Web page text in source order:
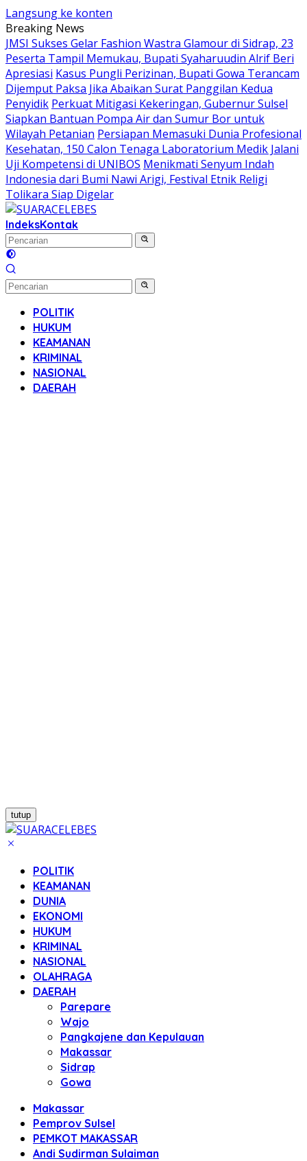
Langsung ke konten
Breaking News
JMSI Sukses Gelar Fashion Wastra Glamour di Sidrap, 23
Peserta Tampil Memukau, Bupati Syaharuudin Alrif Beri
Apresiasi Kasus Pungli Perizinan, Bupati Gowa Terancam
Dijemput Paksa Jika Abaikan Surat Panggilan Kedua
Penyidik Perkuat Mitigasi Kekeringan, Gubernur Sulsel
Siapkan Bantuan Pompa Air dan Sumur Bor untuk
Wilayah Petanian Persiapan Memasuki Dunia Profesional
Kesehatan, 150 Calon Tenaga Laboratorium Medik Jalani
Uji Kompetensi di UNIBOS Menikmati Senyum Indah
Indonesia dari Bumi Nawi Arigi, Festival Etnik Religi
Tolikara Siap Digelar
IndeksKontak
POLITIK
HUKUM
KEAMANAN
KRIMINAL
NASIONAL
DAERAH
tutup
POLITIK
KEAMANAN
DUNIA
EKONOMI
HUKUM
KRIMINAL
NASIONAL
OLAHRAGA
DAERAH
Parepare
Wajo
Pangkajene dan Kepulauan
Makassar
Sidrap
Gowa
Makassar
Pemprov Sulsel
PEMKOT MAKASSAR
Andi Sudirman Sulaiman